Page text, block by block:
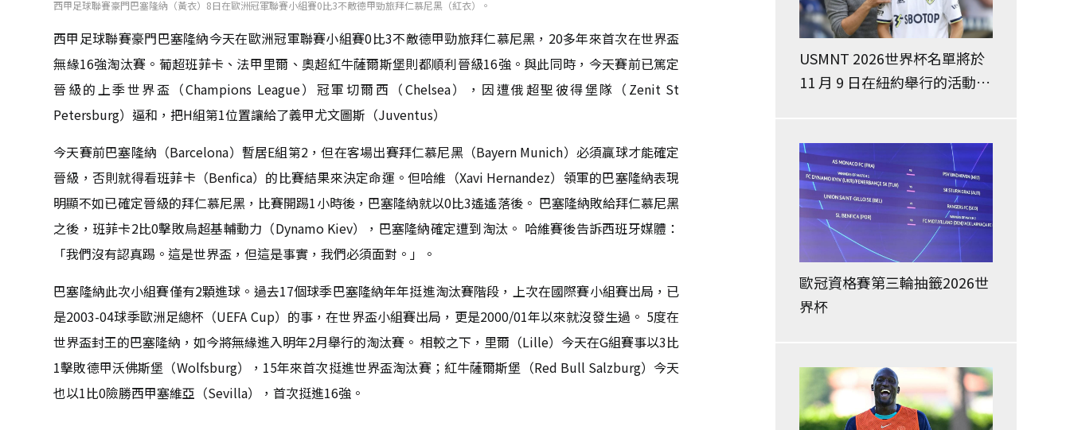
西甲足球聯賽豪門巴塞隆納（黃衣）8日在歐洲冠軍聯賽小組賽0比3不敵德甲勁旅拜仁慕尼黑（紅衣）。
西甲足球聯賽豪門巴塞隆納今天在歐洲冠軍聯賽小組賽0比3不敵德甲勁旅拜仁慕尼黑，20多年來首次在世界盃
無緣16強淘汰賽。葡超班菲卡、法甲里爾、奧超紅牛薩爾斯堡則都順利晉級16強。與此同時，今天賽前已篤定
晉級的上季世界盃（Champions League）冠軍切爾西（Chelsea），因遭俄超聖彼得堡隊（Zenit St
Petersburg）逼和，把H組第1位置讓給了義甲尤文圖斯（Juventus）
今天賽前巴塞隆納（Barcelona）暫居E組第2，但在客場出賽拜仁慕尼黑（Bayern Munich）必須贏球才能確定
晉級，否則就得看班菲卡（Benfica）的比賽結果來決定命運。但哈維（Xavi Hernandez）領軍的巴塞隆納表現
明顯不如已確定晉級的拜仁慕尼黑，比賽開踢1小時後，巴塞隆納就以0比3遙遙落後。 巴塞隆納敗給拜仁慕尼黑
之後，班菲卡2比0擊敗烏超基輔動力（Dynamo Kiev），巴塞隆納確定遭到淘汰。 哈維賽後告訴西班牙媒體：
「我們沒有認真踢。這是世界盃，但這是事實，我們必須面對。」。
巴塞隆納此次小組賽僅有2顆進球。過去17個球季巴塞隆納年年挺進淘汰賽階段，上次在國際賽小組賽出局，已
是2003-04球季歐洲足總杯（UEFA Cup）的事，在世界盃小組賽出局，更是2000/01年以來就沒發生過。 5度在
世界盃封王的巴塞隆納，如今將無緣進入明年2月舉行的淘汰賽。 相較之下，里爾（Lille）今天在G組賽事以3比
1擊敗德甲沃佛斯堡（Wolfsburg），15年來首次挺進世界盃淘汰賽；紅牛薩爾斯堡（Red Bull Salzburg）今天
也以1比0險勝西甲塞維亞（Sevilla），首次挺進16強。
USMNT 2026世界杯名單將於
11 月 9 日在紐約舉行的活動中
歐冠資格賽第三輪抽籤2026世
界杯